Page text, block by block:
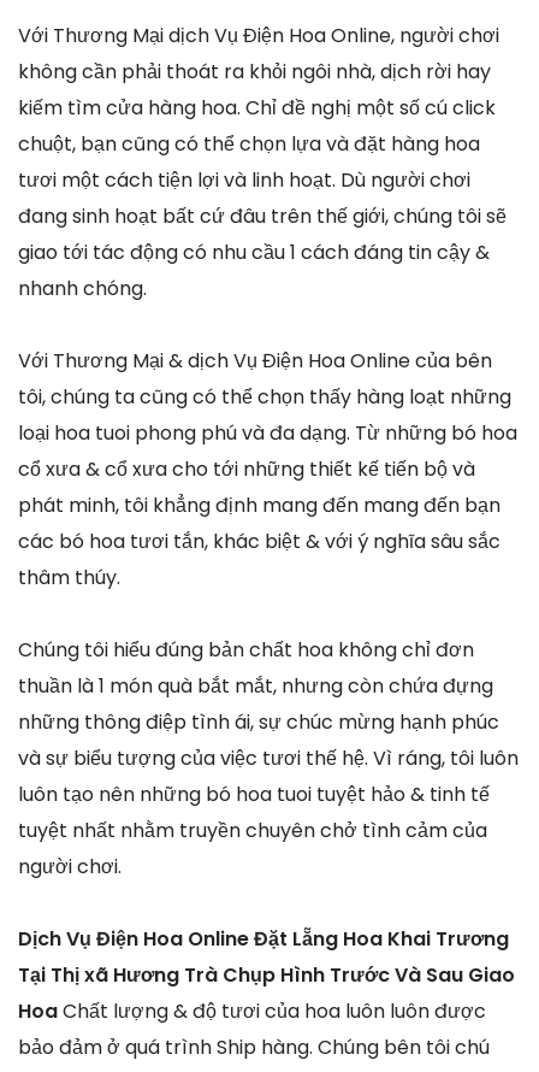
Với Thương Mại dịch Vụ Điện Hoa Online, người chơi
không cần phải thoát ra khỏi ngôi nhà, dịch rời hay
kiếm tìm cửa hàng hoa. Chỉ đề nghị một số cú click
chuột, bạn cũng có thể chọn lựa và đặt hàng hoa
tươi một cách tiện lợi và linh hoạt. Dù người chơi
đang sinh hoạt bất cứ đâu trên thế giới, chúng tôi sẽ
giao tới tác động có nhu cầu 1 cách đáng tin cậy &
nhanh chóng.
Với Thương Mại & dịch Vụ Điện Hoa Online của bên
tôi, chúng ta cũng có thể chọn thấy hàng loạt những
loại hoa tuoi phong phú và đa dạng. Từ những bó hoa
cổ xưa & cổ xưa cho tới những thiết kế tiến bộ và
phát minh, tôi khẳng định mang đến mang đến bạn
các bó hoa tươi tắn, khác biệt & với ý nghĩa sâu sắc
thâm thúy.
Chúng tôi hiểu đúng bản chất hoa không chỉ đơn
thuần là 1 món quà bắt mắt, nhưng còn chứa đựng
những thông điệp tình ái, sự chúc mừng hạnh phúc
và sự biểu tượng của việc tươi thế hệ. Vì ráng, tôi luôn
luôn tạo nên những bó hoa tuoi tuyệt hảo & tinh tế
tuyệt nhất nhằm truyền chuyên chở tình cảm của
người chơi.
Dịch Vụ Điện Hoa Online Đặt Lẵng Hoa Khai Trương
Tại Thị xã Hương Trà Chụp Hình Trước Và Sau Giao
HoaChất lượng & độ tươi của hoa luôn luôn được
bảo đảm ở quá trình Ship hàng. Chúng bên tôi chú